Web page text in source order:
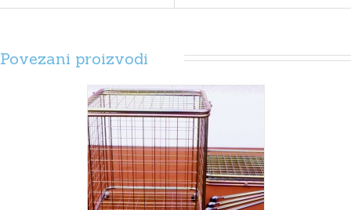
Povezani proizvodi